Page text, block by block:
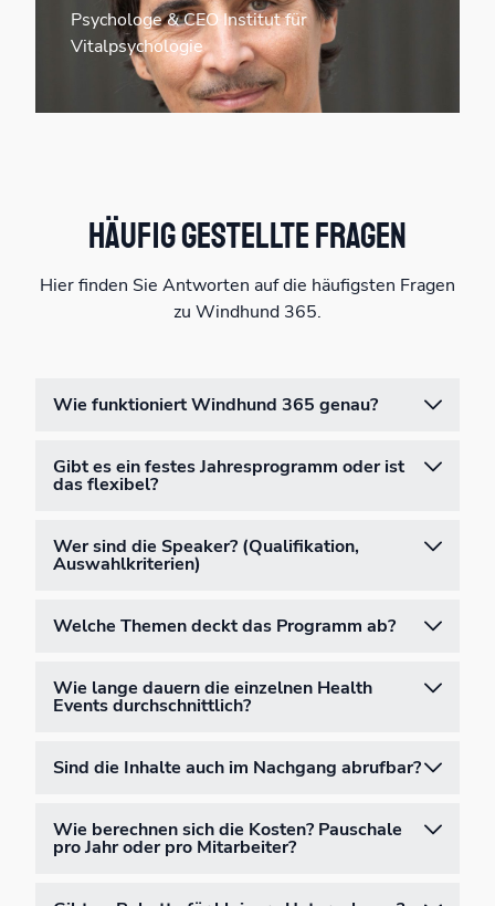
Psychologe & CEO Institut für
Vitalpsychologie
Häufig gestellte Fragen
Hier finden Sie Antworten auf die häufigsten Fragen
zu Windhund 365.
Wie funktioniert Windhund 365 genau?
Gibt es ein festes Jahresprogramm oder ist
das flexibel?
Wer sind die Speaker? (Qualifikation,
Auswahlkriterien)
Welche Themen deckt das Programm ab?
Wie lange dauern die einzelnen Health
Events durchschnittlich?
Sind die Inhalte auch im Nachgang abrufbar?
Wie berechnen sich die Kosten? Pauschale
pro Jahr oder pro Mitarbeiter?